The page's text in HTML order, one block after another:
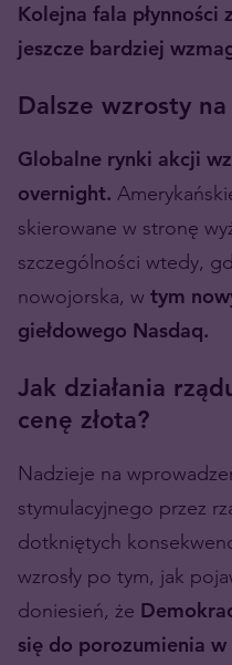
Kolejna fala płynności
jeszcze bardziej
Dalsze wzrosty
Globalne rynki akcji
overnight.
skierowane w stronę
szczególności wtedy,
nowojorska, w tym
giełdowego Nasdaq.
Jak działania
cenę złota?
Nadzieje na
stymulacyjnego przez
dotkniętych
wzrosły po tym, jak
doniesień, że
się do porozumienia